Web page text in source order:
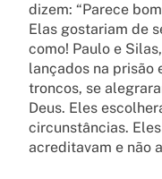
dizem: “Parece
Elas gostariam de
como! Paulo e
lançados na prisão
troncos, se
Deus. Eles
circunstâncias.
acreditavam e não